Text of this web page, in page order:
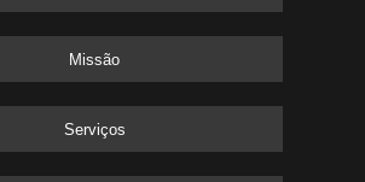
Missão
Serviços